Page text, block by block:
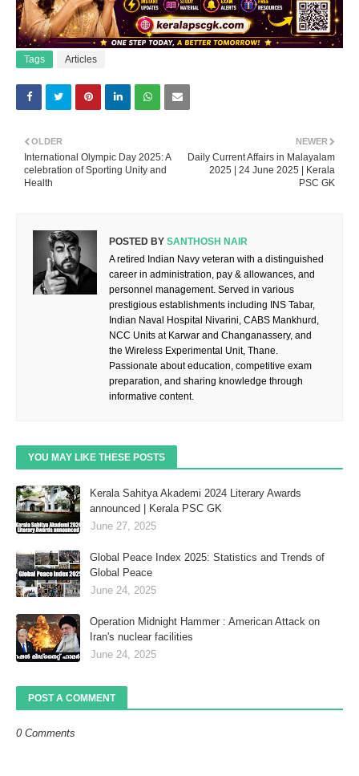
Tags Articles
NEWER
Daily Current Affairs in Malayalam
2025 | 24 June 2025 | Kerala
PSC GK
OLDER
International Olympic Day 2025: A
celebration of Sporting Unity and
Health
POSTED BY SANTHOSH NAIR
A retired Indian Navy veteran with a distinguished
career in administration, pay & allowances, and
personnel management. Served in various
prestigious establishments including INS Tabar,
Indian Naval Hospital Nivarini, CABS Mankhurd,
NCC Units at Karwar and Changanassery, and
the Wireless Experimental Unit, Thane.
Passionate about education, competitive exam
preparation, and sharing knowledge through
informative content.
YOU MAY LIKE THESE POSTS
Kerala Sahitya Akademi 2024 Literary Awards
announced | Kerala PSC GK
June 27, 2025
Global Peace Index 2025: Statistics and Trends of
Global Peace
June 24, 2025
Operation Midnight Hammer : American Attack on
Iran's nuclear facilities
June 24, 2025
POST A COMMENT
0 Comments